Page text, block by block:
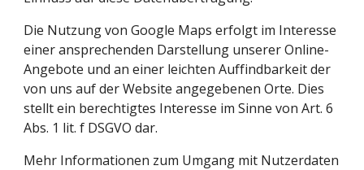
Die Nutzung von Google Maps erfolgt im Interesse
einer ansprechenden Darstellung unserer Online-
Angebote und an einer leichten Auffindbarkeit der
von uns auf der Website angegebenen Orte. Dies
stellt ein berechtigtes Interesse im Sinne von Art. 6
Abs. 1 lit. f DSGVO dar.
Mehr Informationen zum Umgang mit Nutzerdaten